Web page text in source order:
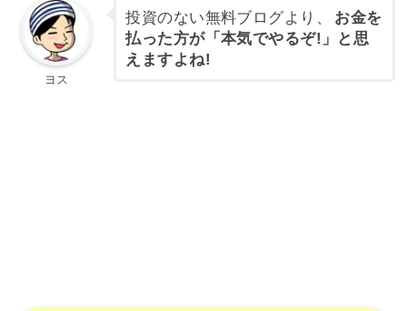
ヨス
投資のない無料ブログより、
お金を
払った方が「本気でやるぞ!」と思
えますよね!